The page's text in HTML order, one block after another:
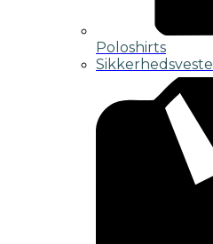
Poloshirts
Sikkerhedsveste